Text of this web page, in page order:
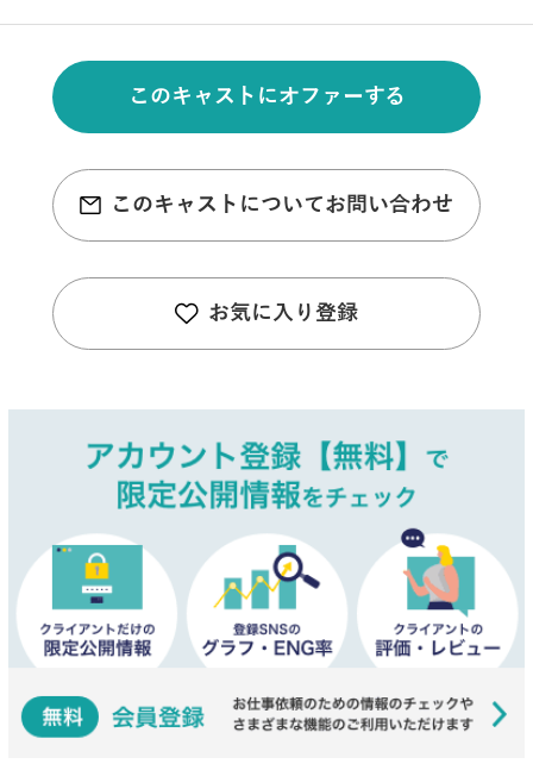
このキャストにオファーする
このキャストについてお問い合わせ
お気に入り登録